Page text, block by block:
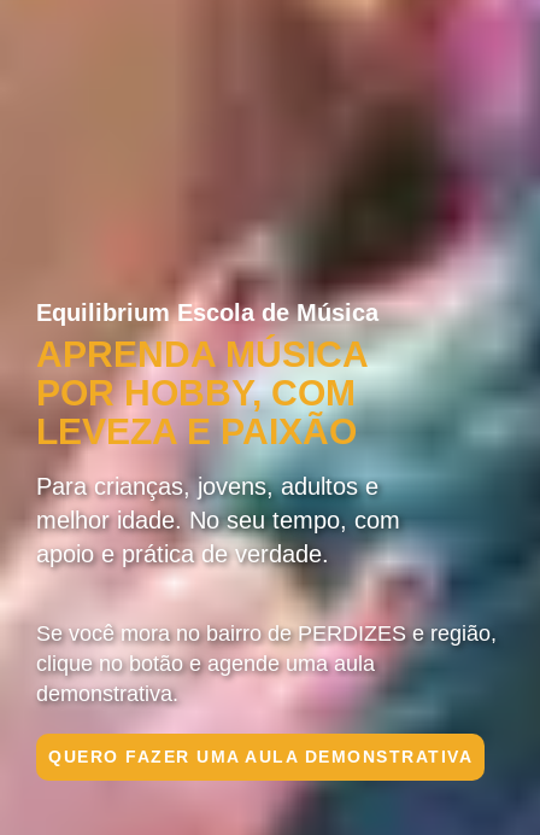
Equilibrium Escola de Música
APRENDA MÚSICA
POR HOBBY, COM
LEVEZA E PAIXÃO
Para crianças, jovens, adultos e
melhor idade. No seu tempo, com
apoio e prática de verdade.
Se você mora no bairro de PERDIZES e região,
clique no botão e agende uma aula
demonstrativa.
QUERO FAZER UMA AULA DEMONSTRATIVA